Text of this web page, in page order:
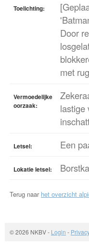
Toelichting:
Door
met
Vermoedelijke
oorzaak:
lastige
Letsel: Een
Lokatie letsel:
Terug naar het overzicht
© 2026 NKBV- Login -